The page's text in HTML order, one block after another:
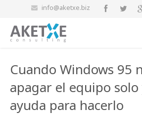
info@aketxe.biz
Cuando Windows 95
apagar el equipo
ayuda para hacerlo